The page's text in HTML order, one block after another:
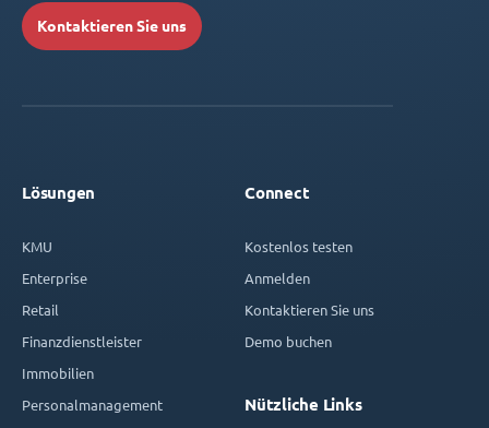
Kontaktieren Sie uns
Lösungen
KMU
Enterprise
Retail
Finanzdienstleister
Immobilien
Personalmanagement
Connect
Kostenlos testen
Anmelden
Kontaktieren Sie uns
Demo buchen
Nützliche Links